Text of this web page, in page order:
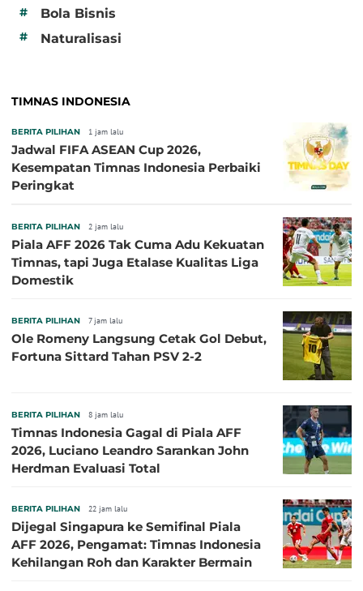
# Bola Bisnis
# Naturalisasi
TIMNAS INDONESIA
BERITA PILIHAN 1 jam lalu
Jadwal FIFA ASEAN Cup 2026,
Kesempatan Timnas Indonesia Perbaiki
Peringkat
BERITA PILIHAN 2 jam lalu
Piala AFF 2026 Tak Cuma Adu Kekuatan
Timnas, tapi Juga Etalase Kualitas Liga
Domestik
BERITA PILIHAN 7 jam lalu
Ole Romeny Langsung Cetak Gol Debut,
Fortuna Sittard Tahan PSV 2-2
BERITA PILIHAN 8 jam lalu
Timnas Indonesia Gagal di Piala AFF
2026, Luciano Leandro Sarankan John
Herdman Evaluasi Total
BERITA PILIHAN 22 jam lalu
Dijegal Singapura ke Semifinal Piala
AFF 2026, Pengamat: Timnas Indonesia
Kehilangan Roh dan Karakter Bermain